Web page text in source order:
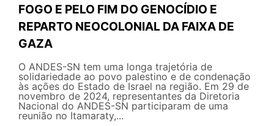
FOGO E PELO FIM DO GENOCÍDIO E
REPARTO NEOCOLONIAL DA FAIXA DE
GAZA
O ANDES-SN tem uma longa trajetória de
solidariedade ao povo palestino e de condenação
às ações do Estado de Israel na região. Em 29 de
novembro de 2024, representantes da Diretoria
Nacional do ANDES-SN participaram de uma
reunião no Itamaraty,...